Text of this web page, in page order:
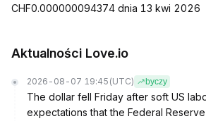
CHF0.000000094374 dnia 13 kwi 2026
Aktualności Love.io
2026-08-07 19:45 (UTC) byczy
The dollar fell Friday after soft US
expectations that the Federal